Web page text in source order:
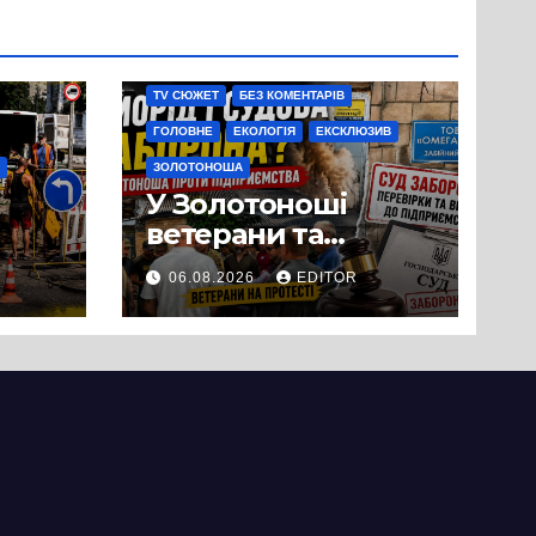
TV СЮЖЕТ БЕЗ КОМЕНТАРІВ
ГОЛОВНЕ ЕКОЛОГІЯ ЕКСКЛЮЗИВ
ЗОЛОТОНОША
У Золотоноші
ветерани та
місцеві жителі
вийшли на
протест до стін
06.08.2026 EDITOR